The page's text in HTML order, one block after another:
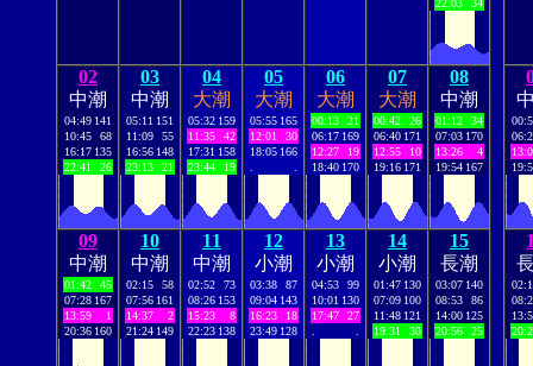
22:03
34
02
中潮
04:49 141
10:45
68
16:17 135
22:41
26
03
中潮
05:11 151
11:09
55
16:56 148
23:13
21
04
大潮
05:32 159
11:35
42
17:31 158
23:44
19
05
大潮
05:55 165
12:01
30
18:05 166
06
大潮
00:13
21
06:17 169
12:27
19
18:40 170
07
大潮
00:42
26
06:40 171
12:55
10
19:16 171
08
中潮
01:12
34
07:03 170
13:26
4
19:54 167
09
中潮
01:42
45
07:28 167
13:59
1
20:36 160
10
中潮
02:15
58
07:56 161
14:37
2
21:24 149
11
中潮
02:52
73
08:26 153
15:23
8
22:23 138
12
小潮
03:38
87
09:04 143
16:23
18
23:49 128
13
小潮
04:53
99
10:01 130
17:47
27
14
小潮
01:47 130
07:09 100
11:48 121
19:31
30
15
長潮
03:07 140
08:53
86
14:00 125
20:56
25